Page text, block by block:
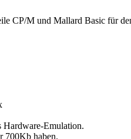
CP/M und Mallard Basic für
Hardware-Emulation.
700Kb haben.